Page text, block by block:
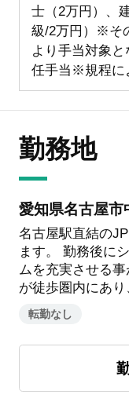
士（2万円）、
級/2万円）※そ
より手当対象
任手当※規程に
勤務地
愛知県名古屋市
名古屋駅直結の
ます。 勤務後に
ムを充実させる
が徒歩圏内にあり
転勤なし